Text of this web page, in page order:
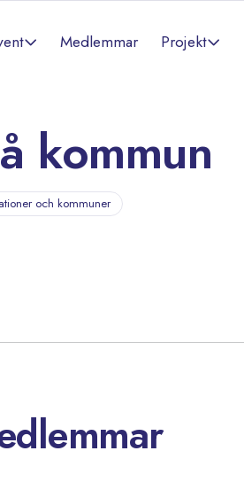
Medlemmar Projekt
kommun
och kommuner